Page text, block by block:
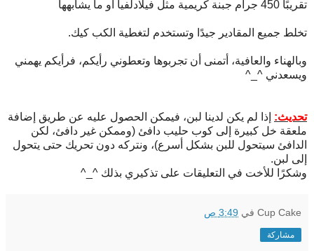
تقريبًا 450 جرام جبنة كريمية مثل فيلادلفيا أو ما يشابهها
تخلط جميع المقادير جيدًا وتستخدم لتغطية الكب كيك.
وبالهناء والعافية، أتمنى أن تجربوها وتعطوني رأيكم، فرأيكم يهمني
ويسعدني ^_^
تحديث: إذا لم يكن لدينا لبن، فيمكن الحصول عليه عن طريق إضافة
ملعقة خل كبيرة إلى كوب حليب دافئ (وممكن غير دافئ، لكن
الدافئ سيتحول للبن بشكل أسرع)، ونتركه دون تحريك حتى يتحول
إلى لبن.
وشكرًا للأخت في التعليقات على تذكيري بذلك ^_^
Cup Cake في 3:49 ص
مشاركة